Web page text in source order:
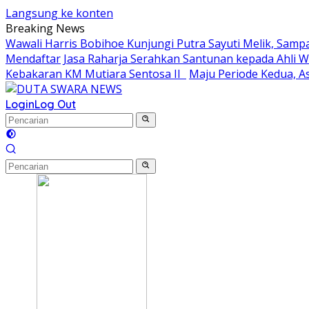
Langsung ke konten
Breaking News
Wawali Harris Bobihoe Kunjungi Putra Sayuti Melik,
Mendaftar Jasa Raharja Serahkan Santunan kepada Ahli
Kebakaran KM Mutiara Sentosa II
Maju Periode Kedua,
LoginLog Out